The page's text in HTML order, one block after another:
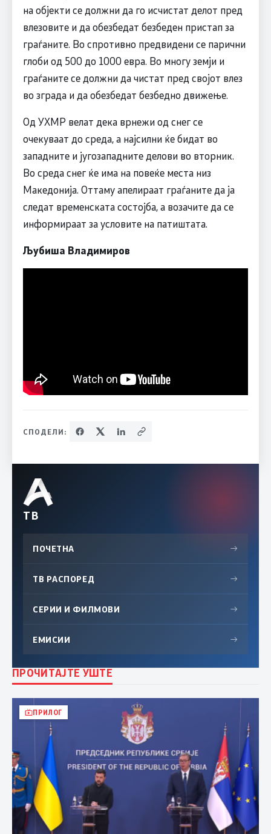
на објекти се должни да го исчистат делот пред
влезовите и да обезбедат безбеден пристап за
граѓаните. Во спротивно предвидени се парични
глоби од 500 до 1000 евра. Во многу земји и
граѓаните се должни да чистат пред својот влез
во зграда и да обезбедат безбедно движење.
Од УХМР велат дека врнежи од снег се
очекуваат до среда, а најсилни ќе бидат во
западните и југозападните делови во вторник.
Во среда снег ќе има на повеќе места низ
Македонија. Оттаму апелираат граѓаните да ја
следат временската состојба, а возачите да се
информираат за условите на патиштата.
Љубиша Владимиров
СПОДЕЛИ:
ТВ
ПОЧЕТНА →
ТВ РАСПОРЕД →
СЕРИИ И ФИЛМОВИ →
ЕМИСИИ →
ПРОЧИТАЈТЕ УШТЕ
ПРИЛОГ